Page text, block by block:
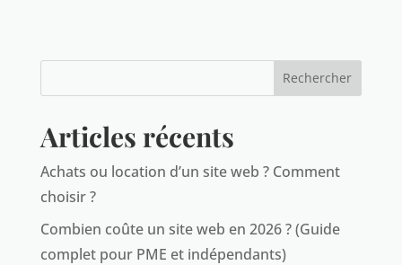
Articles récents
Achats ou location d’un site web ? Comment
choisir ?
Combien coûte un site web en 2026 ? (Guide
complet pour PME et indépendants)